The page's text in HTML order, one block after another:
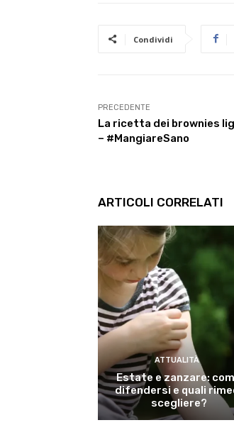
Condividi
PRECEDENTE
La ricetta dei brownies
– #MangiareSano
ARTICOLI CORRELATI
ATTUALITÀ
Estate e zanzare:
difendersi e quali
scegliere?